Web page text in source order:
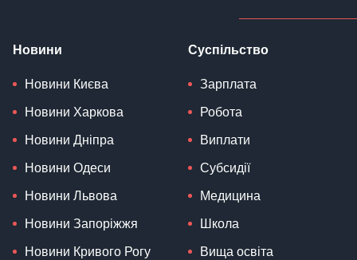
Новини
Новини Києва
Новини Харкова
Новини Дніпра
Новини Одеси
Новини Львова
Новини Запоріжжя
Новини Кривого Рогу
Суспільство
Зарплата
Робота
Виплати
Субсидії
Медицина
Школа
Вища освіта